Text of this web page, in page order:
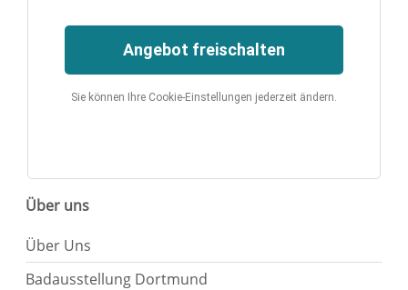
Angebot freischalten
Sie können Ihre Cookie-Einstellungen jederzeit ändern.
Über uns
Über Uns
Badausstellung Dortmund